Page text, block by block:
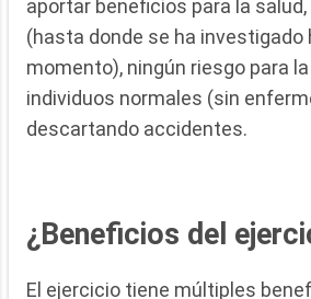
aportar beneficios para la
(hasta donde se ha investigado
momento), ningún riesgo para
individuos normales (sin
descartando accidentes.
¿Beneficios del
El ejercicio tiene múltiples